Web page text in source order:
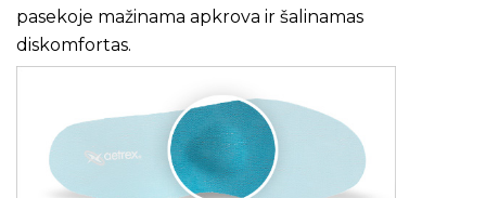
pasekoje mažinama apkrova ir šalinamas
diskomfortas.